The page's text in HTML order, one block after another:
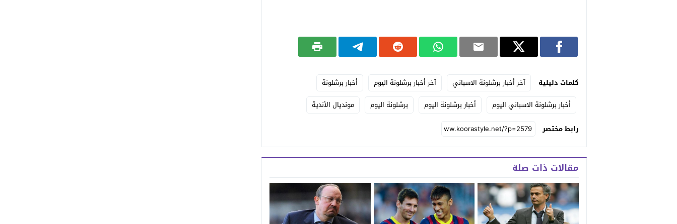
كلمات دليلية آخر أخبار برشلونة الاسباني آخر أخبار برشلونة اليوم
أخبار برشلونة
أخبار برشلونة الاسباني اليوم
أخبار برشلونة اليوم برشلونة اليوم
مونديال الأندية
رابط مختصر
مقالات ذات صلة